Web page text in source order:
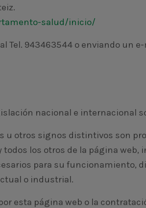
salud/inicio/
Tel. 943463544 o enviando un
nacional e internacional
u otros signos distintivos son
los otros de la página
para su funcionamiento,
o industrial.
esta página web o la